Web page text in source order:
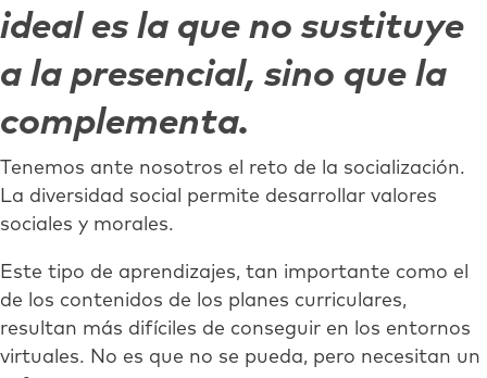
ideal es la que no sustituye
a la presencial, sino que la
complementa.
Tenemos ante nosotros el reto de la socialización.
La diversidad social permite desarrollar valores
sociales y morales.
Este tipo de aprendizajes, tan importante como el
de los contenidos de los planes curriculares,
resultan más difíciles de conseguir en los entornos
virtuales. No es que no se pueda, pero necesitan un